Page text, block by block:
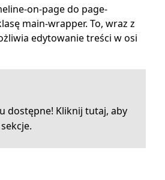
on-page do page-
main-wrapper. To, wraz z
edytowanie treści w osi
dostępne! Kliknij tutaj, aby